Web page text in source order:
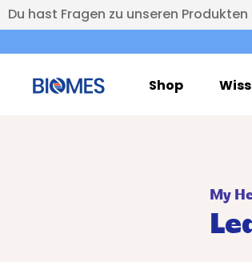
Du hast Fragen zu unseren
Shop
My